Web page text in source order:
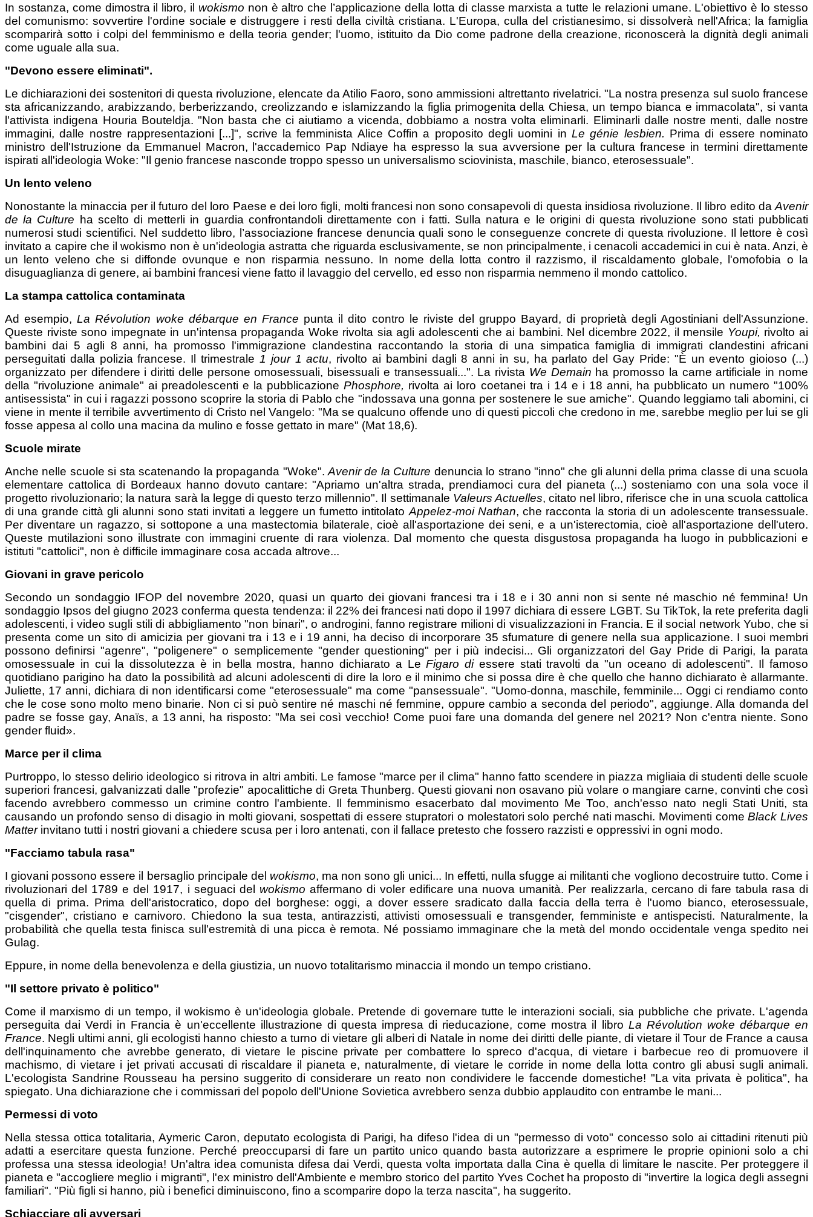
In sostanza, come dimostra il libro, il wokismo non è altro che l’applicazione della lotta di classe marxista a tutte le relazioni umane. L'obiettivo è lo stesso
del comunismo: sovvertire l'ordine sociale e distruggere i resti della civiltà cristiana. L'Europa, culla del cristianesimo, si dissolverà nell'Africa; la famiglia
scomparirà sotto i colpi del femminismo e della teoria gender; l'uomo, istituito da Dio come padrone della creazione, riconoscerà la dignità degli animali
come uguale alla sua.
"Devono essere eliminati".
Le dichiarazioni dei sostenitori di questa rivoluzione, elencate da Atilio Faoro, sono ammissioni altrettanto rivelatrici. "La nostra presenza sul suolo francese
sta africanizzando, arabizzando, berberizzando, creolizzando e islamizzando la figlia primogenita della Chiesa, un tempo bianca e immacolata", si vanta
l'attivista indigena Houria Bouteldja. "Non basta che ci aiutiamo a vicenda, dobbiamo a nostra volta eliminarli. Eliminarli dalle nostre menti, dalle nostre
immagini, dalle nostre rappresentazioni [...]", scrive la femminista Alice Coffin a proposito degli uomini in Le génie lesbien. Prima di essere nominato
ministro dell'Istruzione da Emmanuel Macron, l'accademico Pap Ndiaye ha espresso la sua avversione per la cultura francese in termini direttamente
ispirati all'ideologia Woke: "Il genio francese nasconde troppo spesso un universalismo sciovinista, maschile, bianco, eterosessuale".
Un lento veleno
Nonostante la minaccia per il futuro del loro Paese e dei loro figli, molti francesi non sono consapevoli di questa insidiosa rivoluzione. Il libro edito da Avenir
de la Culture ha scelto di metterli in guardia confrontandoli direttamente con i fatti. Sulla natura e le origini di questa rivoluzione sono stati pubblicati
numerosi studi scientifici. Nel suddetto libro, l’associazione francese denuncia quali sono le conseguenze concrete di questa rivoluzione. Il lettore è così
invitato a capire che il wokismo non è un'ideologia astratta che riguarda esclusivamente, se non principalmente, i cenacoli accademici in cui è nata. Anzi, è
un lento veleno che si diffonde ovunque e non risparmia nessuno. In nome della lotta contro il razzismo, il riscaldamento globale, l'omofobia o la
disuguaglianza di genere, ai bambini francesi viene fatto il lavaggio del cervello, ed esso non risparmia nemmeno il mondo cattolico.
La stampa cattolica contaminata
Ad esempio,La Révolution woke débarque en France punta il dito contro le riviste del gruppo Bayard, di proprietà degli Agostiniani dell'Assunzione.
Queste riviste sono impegnate in un'intensa propaganda Woke rivolta sia agli adolescenti che ai bambini. Nel dicembre 2022, il mensile Youpi, rivolto ai
bambini dai 5 agli 8 anni, ha promosso l'immigrazione clandestina raccontando la storia di una simpatica famiglia di immigrati clandestini africani
perseguitati dalla polizia francese. Il trimestrale 1 jour 1 actu, rivolto ai bambini dagli 8 anni in su, ha parlato del Gay Pride: "È un evento gioioso (...)
organizzato per difendere i diritti delle persone omosessuali, bisessuali e transessuali...". La rivista We Demain ha promosso la carne artificiale in nome
della "rivoluzione animale" ai preadolescenti e la pubblicazionePhosphore, rivolta ai loro coetanei tra i 14 e i 18 anni, ha pubblicato un numero "100%
antisessista" in cui i ragazzi possono scoprire la storia di Pablo che "indossava una gonna per sostenere le sue amiche". Quando leggiamo tali abomini, ci
viene in mente il terribile avvertimento di Cristo nel Vangelo: "Ma se qualcuno offende uno di questi piccoli che credono in me, sarebbe meglio per lui se gli
fosse appesa al collo una macina da mulino e fosse gettato in mare" (Mat 18,6).
Scuole mirate
Anche nelle scuole si sta scatenando la propaganda "Woke". Avenir de la Culture denuncia lo strano "inno" che gli alunni della prima classe di una scuola
elementare cattolica di Bordeaux hanno dovuto cantare: "Apriamo un'altra strada, prendiamoci cura del pianeta (...) sosteniamo con una sola voce il
progetto rivoluzionario; la natura sarà la legge di questo terzo millennio". Il settimanale Valeurs Actuelles, citato nel libro, riferisce che in una scuola cattolica
di una grande città gli alunni sono stati invitati a leggere un fumetto intitolato Appelez-moi Nathan, che racconta la storia di un adolescente transessuale.
Per diventare un ragazzo, si sottopone a una mastectomia bilaterale, cioè all'asportazione dei seni, e a un'isterectomia, cioè all'asportazione dell'utero.
Queste mutilazioni sono illustrate con immagini cruente di rara violenza. Dal momento che questa disgustosa propaganda ha luogo in pubblicazioni e
istituti "cattolici", non è difficile immaginare cosa accada altrove...
Giovani in grave pericolo
Secondo un sondaggio IFOP del novembre 2020, quasi un quarto dei giovani francesi tra i 18 e i 30 anni non si sente né maschio né femmina! Un
sondaggio Ipsos del giugno 2023 conferma questa tendenza: il 22% dei francesi nati dopo il 1997 dichiara di essere LGBT. Su TikTok, la rete preferita dagli
adolescenti, i video sugli stili di abbigliamento "non binari", o androgini, fanno registrare milioni di visualizzazioni in Francia. E il social network Yubo, che si
presenta come un sito di amicizia per giovani tra i 13 e i 19 anni, ha deciso di incorporare 35 sfumature di genere nella sua applicazione. I suoi membri
possono definirsi "agenre", "poligenere" o semplicemente "gender questioning" per i più indecisi... Gli organizzatori del Gay Pride di Parigi, la parata
omosessuale in cui la dissolutezza è in bella mostra, hanno dichiarato a LeFigaro di essere stati travolti da "un oceano di adolescenti". Il famoso
quotidiano parigino ha dato la possibilità ad alcuni adolescenti di dire la loro e il minimo che si possa dire è che quello che hanno dichiarato è allarmante.
Juliette, 17 anni, dichiara di non identificarsi come "eterosessuale" ma come "pansessuale". "Uomo-donna, maschile, femminile... Oggi ci rendiamo conto
che le cose sono molto meno binarie. Non ci si può sentire né maschi né femmine, oppure cambio a seconda del periodo", aggiunge. Alla domanda del
padre se fosse gay, Anaïs, a 13 anni, ha risposto: "Ma sei così vecchio! Come puoi fare una domanda del genere nel 2021? Non c'entra niente. Sono
gender fluid».
Marce per il clima
Purtroppo, lo stesso delirio ideologico si ritrova in altri ambiti. Le famose "marce per il clima" hanno fatto scendere in piazza migliaia di studenti delle scuole
superiori francesi, galvanizzati dalle "profezie" apocalittiche di Greta Thunberg. Questi giovani non osavano più volare o mangiare carne, convinti che così
facendo avrebbero commesso un crimine contro l'ambiente. Il femminismo esacerbato dal movimento Me Too, anch'esso nato negli Stati Uniti, sta
causando un profondo senso di disagio in molti giovani, sospettati di essere stupratori o molestatori solo perché nati maschi. Movimenti comeBlack Lives
Matterinvitano tutti i nostri giovani a chiedere scusa per i loro antenati, con il fallace pretesto che fossero razzisti e oppressivi in ogni modo.
"Facciamo tabula rasa"
I giovani possono essere il bersaglio principale del wokismo, ma non sono gli unici... In effetti, nulla sfugge ai militanti che vogliono decostruire tutto. Come i
rivoluzionari del 1789 e del 1917, i seguaci del wokismo affermano di voler edificare una nuova umanità. Per realizzarla, cercano di fare tabula rasa di
quella di prima. Prima dell'aristocratico, dopo del borghese: oggi, a dover essere sradicato dalla faccia della terra è l'uomo bianco, eterosessuale,
"cisgender", cristiano e carnivoro. Chiedono la sua testa, antirazzisti, attivisti omosessuali e transgender, femministe e antispecisti. Naturalmente, la
probabilità che quella testa finisca sull'estremità di una picca è remota. Né possiamo immaginare che la metà del mondo occidentale venga spedito nei
Gulag.
Eppure, in nome della benevolenza e della giustizia, un nuovo totalitarismo minaccia il mondo un tempo cristiano.
"Il settore privato è politico"
Come il marxismo di un tempo, il wokismo è un'ideologia globale. Pretende di governare tutte le interazioni sociali, sia pubbliche che private. L'agenda
perseguita dai Verdi in Francia è un'eccellente illustrazione di questa impresa di rieducazione, come mostra il libro La Révolution woke débarque en
France. Negli ultimi anni, gli ecologisti hanno chiesto a turno di vietare gli alberi di Natale in nome dei diritti delle piante, di vietare il Tour de France a causa
dell'inquinamento che avrebbe generato, di vietare le piscine private per combattere lo spreco d'acqua, di vietare i barbecue reo di promuovere il
machismo, di vietare i jet privati accusati di riscaldare il pianeta e, naturalmente, di vietare le corride in nome della lotta contro gli abusi sugli animali.
L'ecologista Sandrine Rousseau ha persino suggerito di considerare un reato non condividere le faccende domestiche! "La vita privata è politica", ha
spiegato. Una dichiarazione che i commissari del popolo dell'Unione Sovietica avrebbero senza dubbio applaudito con entrambe le mani...
Permessi di voto
Nella stessa ottica totalitaria, Aymeric Caron, deputato ecologista di Parigi, ha difeso l'idea di un "permesso di voto" concesso solo ai cittadini ritenuti più
adatti a esercitare questa funzione. Perché preoccuparsi di fare un partito unico quando basta autorizzare a esprimere le proprie opinioni solo a chi
professa una stessa ideologia! Un'altra idea comunista difesa dai Verdi, questa volta importata dalla Cina è quella di limitare le nascite. Per proteggere il
pianeta e "accogliere meglio i migranti", l'ex ministro dell'Ambiente e membro storico del partito Yves Cochet ha proposto di "invertire la logica degli assegni
familiari". "Più figli si hanno, più i benefici diminuiscono, fino a scomparire dopo la terza nascita", ha suggerito.
Schiacciare gli avversari